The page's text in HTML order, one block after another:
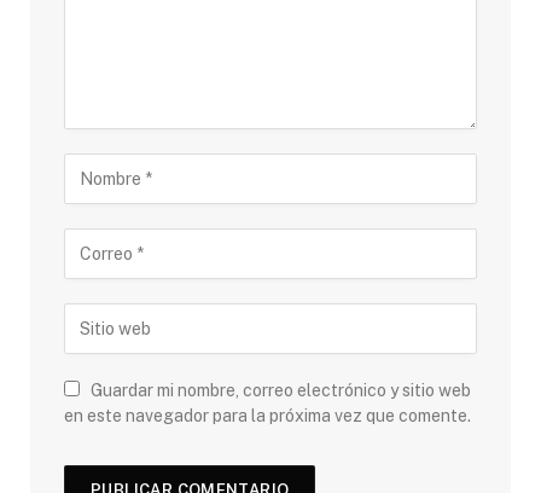
Guardar mi nombre, correo electrónico y sitio web
en este navegador para la próxima vez que comente.